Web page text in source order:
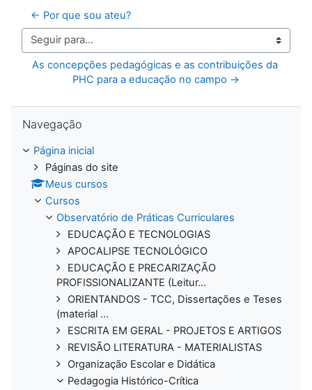
← Por que sou ateu?
Seguir para...
As concepções pedagógicas e as contribuições da
PHC para a educação no campo →
Navegação
Página inicial
Páginas do site
Meus cursos
Cursos
Observatório de Práticas Curriculares
EDUCAÇÃO E TECNOLOGIAS
APOCALIPSE TECNOLÓGICO
EDUCAÇÃO E PRECARIZAÇÃO
PROFISSIONALIZANTE (Leitur...
ORIENTANDOS - TCC, Dissertações e Teses
(material ...
ESCRITA EM GERAL - PROJETOS E ARTIGOS
REVISÃO LITERATURA - MATERIALISTAS
Organização Escolar e Didática
Pedagogia Histórico-Crítica